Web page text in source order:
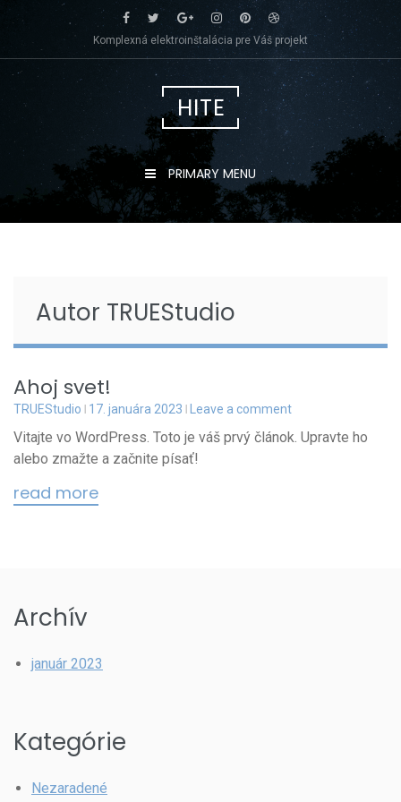
Skip
content
Komplexná elektroinštalácia pre Váš projekt
HITE
PRIMARY MENU
Autor TRUEStudio
Ahoj svet!
TRUEStudio 17. januára 2023 Leave a comment
Vitajte vo WordPress. Toto je váš prvý článok. Upravte ho
alebo zmažte a začnite písať!
read more
Archív
január 2023
Kategórie
Nezaradené